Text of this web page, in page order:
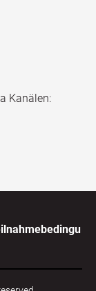
Kanälen: